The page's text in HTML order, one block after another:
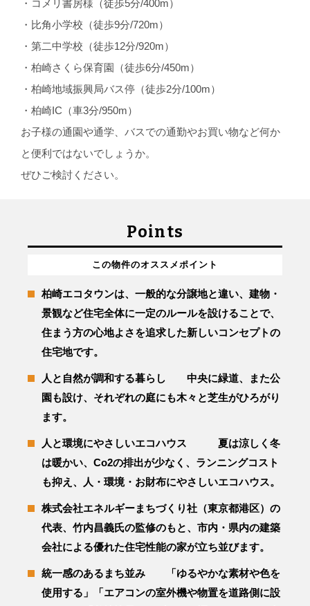
・コメリ書房様（徒歩5分/400m）
・比角小学校（徒歩9分/720m）
・第二中学校（徒歩12分/920m）
・柏崎さくら保育園（徒歩6分/450m）
・柏崎地域振興局バス停（徒歩2分/100m）
・柏崎IC（車3分/950m）
お子様の通園や通学、バスでの通勤やお買い物など何か
と便利ではないでしょうか。
ぜひご検討ください。
Points
この物件のオススメポイント
柏崎エコタウンは、一般的な分譲地と違い、建物・
景観など住宅全体に一定のルールを設けることで、
住まう方の心地よさを追求した新しいコンセプトの
住宅地です。
人と自然が調和する暮らし 中央に緑道、また公
園も設け、それぞれの庭にも木々と芝生がひろがり
ます。
人と環境にやさしいエコハウス 夏は涼しく冬
は暖かい、Co2の排出が少なく、ランニングコスト
も抑え、人・環境・お財布にやさしいエコハウス。
株式会社エネルギーまちづくり社（東京都港区）の
代表、竹内昌義氏の監修のもと、市内・県内の建築
会社による優れた住宅性能の家が立ち並びます。
統一感のあるまち並み 「ゆるやかな素材や色を
使用する」「エアコンの室外機や物置を道路側に設